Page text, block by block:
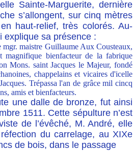
Sainte-Marguerite, dernière
s’allongent, sur cinq mètres
haut-relief, très colorés. Au-
explique sa présence :
mgr. maistre Guillaume Aux Cousteaux,
bienfacteur de la fabrique
Mons. saint Jacques le Majeur, fondé
chappelains et vicaires d'icelle
Trépassa l'an de grâce mil cincq
amis et bienfacteurs.
une dalle de bronze, fut ainsi
1511. Cette sépulture n’est
de l’évêché, M. André, elle
du carrelage, au XIXe
de bois, dans le passage